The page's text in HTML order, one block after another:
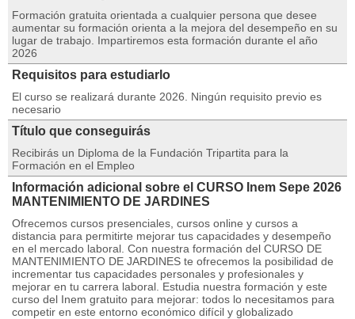
Formación gratuita orientada a cualquier persona que desee
aumentar su formación orienta a la mejora del desempeño en su
lugar de trabajo. Impartiremos esta formación durante el año
2026
Requisitos para estudiarlo
El curso se realizará durante 2026. Ningún requisito previo es
necesario
Título que conseguirás
Recibirás un Diploma de la Fundación Tripartita para la
Formación en el Empleo
Información adicional sobre el CURSO Inem Sepe 2026
MANTENIMIENTO DE JARDINES
Ofrecemos cursos presenciales, cursos online y cursos a
distancia para permitirte mejorar tus capacidades y desempeño
en el mercado laboral. Con nuestra formación del CURSO DE
MANTENIMIENTO DE JARDINES te ofrecemos la posibilidad de
incrementar tus capacidades personales y profesionales y
mejorar en tu carrera laboral. Estudia nuestra formación y este
curso del Inem gratuito para mejorar: todos lo necesitamos para
competir en este entorno económico difícil y globalizado